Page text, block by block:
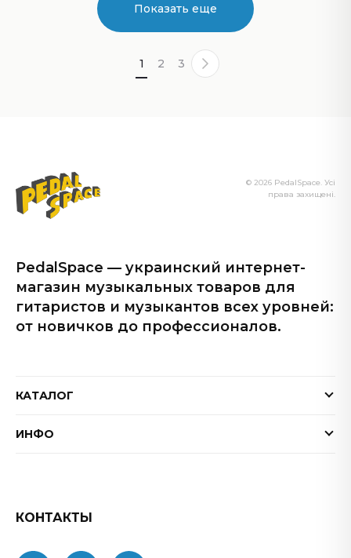
1 2 3
Показать еще
PedalSpace — украинский интернет-
магазин музыкальных товаров для
гитаристов и музыкантов всех уровней:
от новичков до профессионалов.
© 2026 PedalSpace. Усі
права захищені.
КАТАЛОГ
Электрогитары
Процессоры эффектов
Усилители
ИНФО
Обмен и возврат товара
КОНТАКТЫ